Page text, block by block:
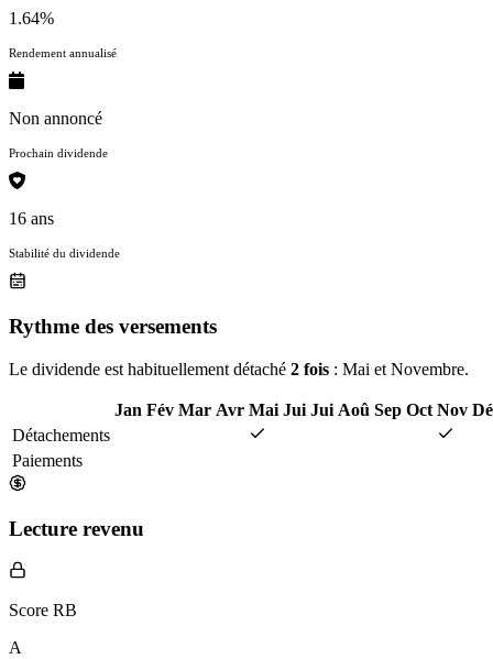
1.64%
Rendement annualisé
Non annoncé
Prochain dividende
16 ans
Stabilité du dividende
Rythme des versements
Le dividende est habituellement détaché 2 fois : Mai et Novembre.
Jan Fév Mar Avr Mai Jui Jui Aoû Sep Oct Nov
Détachements
Paiements
Lecture revenu
Score RB
A